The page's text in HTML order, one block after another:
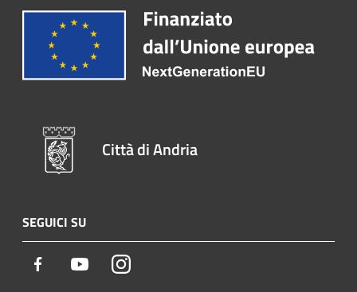
Città di Andria
SEGUICI SU
Facebook YoutubeInstagram